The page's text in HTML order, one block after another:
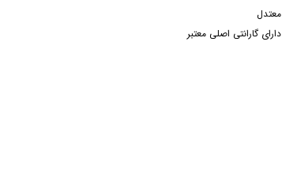
معتدل
دارای گارانتی اصلی معتبر